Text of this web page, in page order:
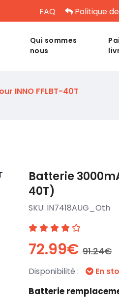
FAQ Politique
Qui sommes
nous
INNO FFLBT-40T
Batterie
40T)
SKU: IN7418AUG_Oth
72.99€ 91.24€
Disponibilité : En
Batterie